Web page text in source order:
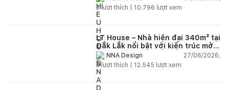
3lượt thích | 10.796 lượt xem
LT House – Nhà hiện đại 340m² tại
Đắk Lắk nổi bật với kiến trúc mở
và hệ sân vườn kết nối thiên
nhiên
NNA Design
27/06/2026,
3lượt thích | 12.545 lượt xem